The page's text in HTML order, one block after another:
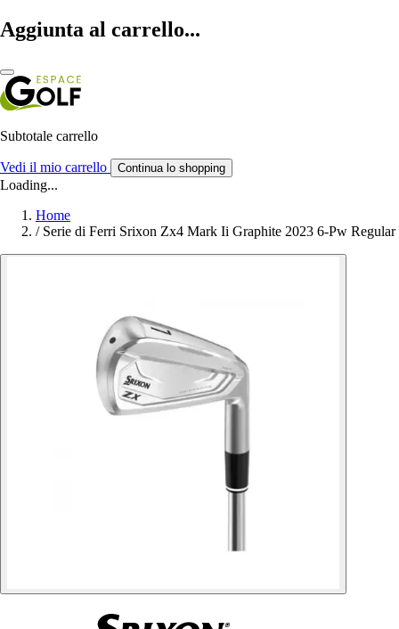
Aggiunta al carrello...
Subtotale carrello
Vedi il mio carrello Continua lo shopping
Loading...
Home
/ Serie di Ferri Srixon Zx4 Mark Ii Graphite 2023 6-Pw Regular